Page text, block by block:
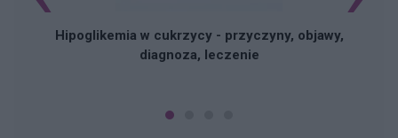
Hipoglikemia w cukrzycy - przyczyny, objawy,
diagnoza, leczenie